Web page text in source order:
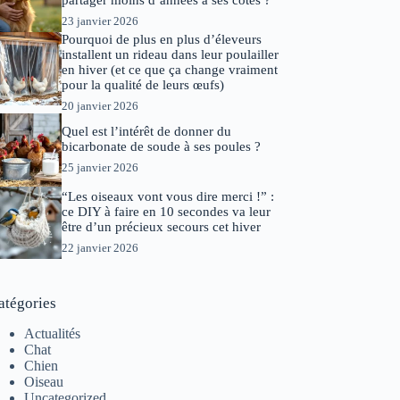
23 janvier 2026
Pourquoi de plus en plus d’éleveurs
installent un rideau dans leur poulailler
en hiver (et ce que ça change vraiment
pour la qualité de leurs œufs)
20 janvier 2026
Quel est l’intérêt de donner du
bicarbonate de soude à ses poules ?
25 janvier 2026
“Les oiseaux vont vous dire merci !” :
ce DIY à faire en 10 secondes va leur
être d’un précieux secours cet hiver
22 janvier 2026
Actualités
Chat
Chien
Oiseau